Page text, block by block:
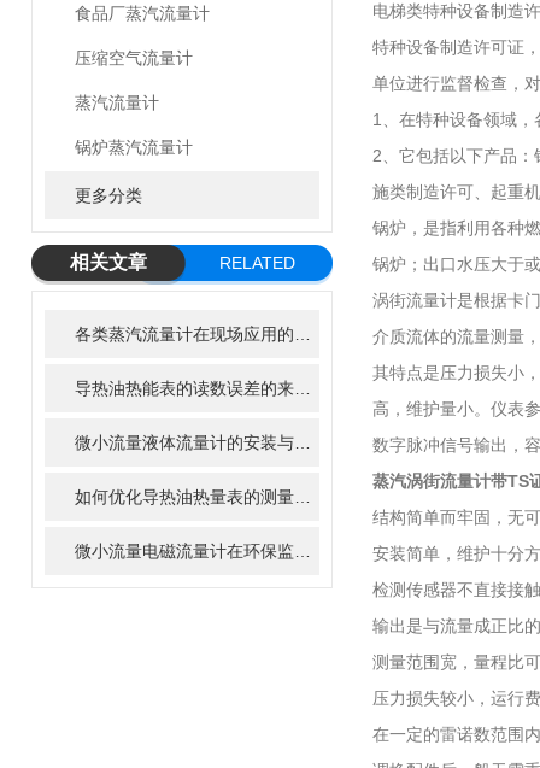
食品厂蒸汽流量计
压缩空气流量计
蒸汽流量计
锅炉蒸汽流量计
更多分类
相关文章
RELATED
电梯类特种设备制造
特种设备制造许可证
单位进行监督检查，
1、在特种设备领域
2、它包括以下产品
施类制造许可、起重
锅炉，是指利用各种
锅炉；出口水压大于
涡街流量计是根据卡
介质流体的流量测量
其特点是压力损失小
高，维护量小。仪表
数字脉冲信号输出，
蒸汽涡街流量计带TS
结构简单而牢固，无
安装简单，维护十分
检测传感器不直接接
输出是与流量成正比
测量范围宽，量程比
压力损失较小，运行
在一定的雷诺数范围